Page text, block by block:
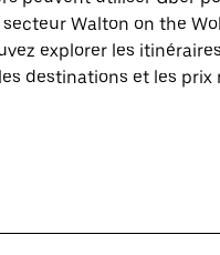
Walton on the
explorer les
destinations et les prix